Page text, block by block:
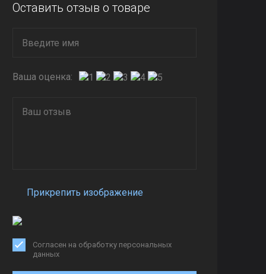
Оставить отзыв о товаре
Ваша оценка:
Прикрепить изображение
Согласен на обработку персональных
данных